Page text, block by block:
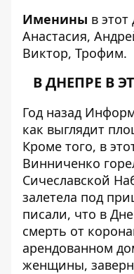
Именины в
Анастасия,
Виктор, Трофим.
В ДНЕПРЕ В
Год назад
как выглядит
Кроме того, в
Винниченко
Сичеславской
залетела под
писали, что в
смерть от
арендованном
женщины,